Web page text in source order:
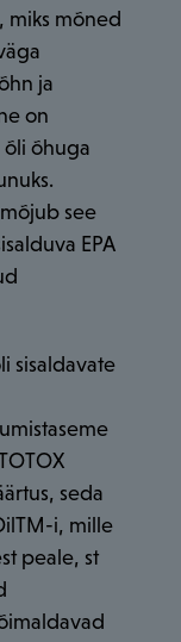
miks mõned
ja
on
õli õhuga
see
EPA
sisaldavate
seda
i, mille
peale, st